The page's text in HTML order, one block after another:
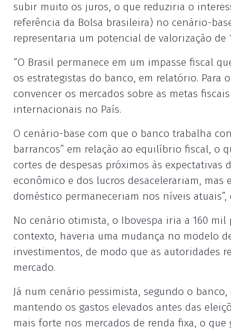
placeholder
subir muito os juros, o que reduziria o
referência da Bolsa brasileira) no cenário-
representaria um potencial de valorização de
“O Brasil permanece em um impasse fiscal
os estrategistas do banco, em relatório. Para
convencer os mercados sobre as metas
internacionais no País.
O cenário-base com que o banco trabalha
barrancos” em relação ao equilíbrio fiscal, o
cortes de despesas próximos às
econômico e dos lucros desacelerariam,
doméstico permaneceriam nos níveis
No cenário otimista, o Ibovespa iria a 160 mil
contexto, haveria uma mudança no modelo
investimentos, de modo que as autoridades
mercado.
Já num cenário pessimista, segundo o
mantendo os gastos elevados antes das
mais forte nos mercados de renda fixa, o